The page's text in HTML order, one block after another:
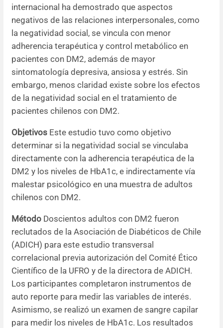
internacional ha demostrado que aspectos
negativos de las relaciones interpersonales, como
la negatividad social, se vincula con menor
adherencia terapéutica y control metabólico en
pacientes con DM2, además de mayor
sintomatología depresiva, ansiosa y estrés. Sin
embargo, menos claridad existe sobre los efectos
de la negatividad social en el tratamiento de
pacientes chilenos con DM2.
Objetivos Este estudio tuvo como objetivo
determinar si la negatividad social se vinculaba
directamente con la adherencia terapéutica de la
DM2 y los niveles de HbA1c, e indirectamente vía
malestar psicológico en una muestra de adultos
chilenos con DM2.
Método Doscientos adultos con DM2 fueron
reclutados de la Asociación de Diabéticos de Chile
(ADICH) para este estudio transversal
correlacional previa autorización del Comité Ético
Científico de la UFRO y de la directora de ADICH.
Los participantes completaron instrumentos de
auto reporte para medir las variables de interés.
Asimismo, se realizó un examen de sangre capilar
para medir los niveles de HbA1c. Los resultados